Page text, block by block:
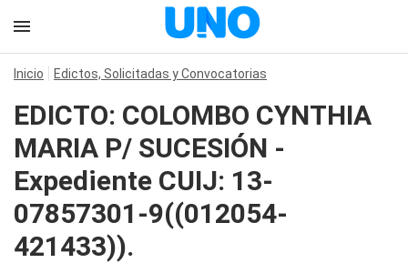
Inicio Edictos, Solicitadas y Convocatorias
EDICTO: COLOMBO CYNTHIA
MARIA P/ SUCESIÓN -
Expediente CUIJ: 13-
07857301-9((012054-
421433)).